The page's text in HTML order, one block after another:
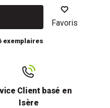
Favoris
exemplaires
Client basé en
Isère